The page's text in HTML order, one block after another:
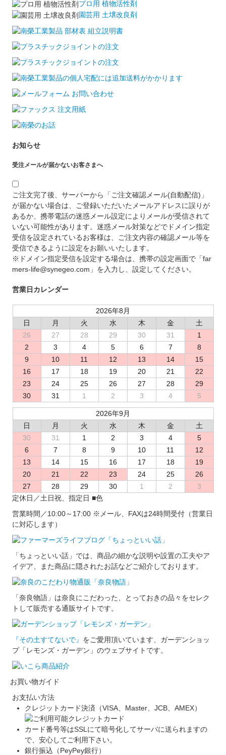
プロ用 植物活性剤
園芸用 土壌改良剤
お知らせ
受注メールが届かないお客さまへ
ご注文完了後、サーバーから「ご注文確認メール(自動配信)」
が届かない場合は、ご登録いただいたメールアドレスに誤りが
あるか、携帯電話の迷惑メール設定によりメールが受信されて
いない可能性があります。迷惑メール対策などでドメイン指定
受信を設定されているお客様は、ご注文内容の確認メール等を
受信できるように設定をお願いいたします。
※ドメイン指定受信を設定する場合は、携帯の設定画面で「far
mers-life@synegeo.com」を入力し、設定してください。
営業日カレンダー
2026年8月
日
月 火 水 木 金
土
26
27 28 29 30 31
1
2
3 4 5 6 7
8
9
10 11 12 13 14
15
16
17 18 19 20 21
22
23
24 25 26 27 28
29
30
31 1 2 3 4 5
2026年9月
日
月 火 水 木 金
土
30
31 1 2 3 4
5
6
7 8 9 10 11
12
13
14 15 16 17 18
19
20
21 22 23 24 25
26
27
28 29 30 1 2
3
定休日／土日祝、指定日■色
営業時間／10:00～17:00 ※メール、FAXは24時間受付（営業日
に対応します）
「ちょっといい話」では、商品の細かな説明や設置の工夫やア
イデア、また商品に隠されたお話などご紹介しております。
「奈良物語」は奈良にこだわった、とっておきの品々をセレク
トして販売する通販サイトです。
『その土すてないで』 をご愛用頂いています、ガーデンショッ
プ「レモンズ・ガーデン」のウェブサイトです。
お買い物ガイド
お支払い方法
クレジットカード決済（VISA、Master、JCB、AMEX）
カード番号等はSSLにて暗号化してサーバに送られますの
で、安心してご利用下さい。
銀行振込（PeyPey銀行）